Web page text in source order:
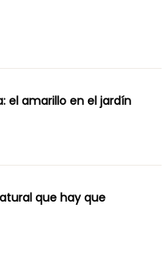
el amarillo en el jardín
que hay que